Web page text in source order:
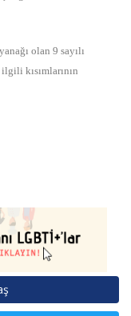
olan 9 sayılı
kısımlarının